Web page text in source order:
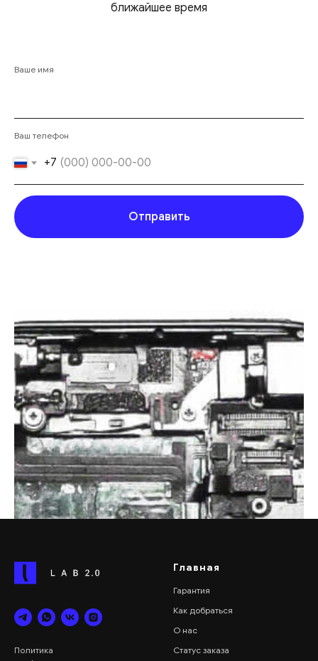
ближайшее время
Ваше имя
Ваш телефон
+7
Отправить
Политика
Главная
Гарантия
Как добраться
О нас
Статус заказа